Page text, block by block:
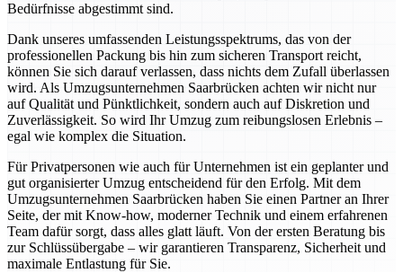
Bedürfnisse abgestimmt sind.
Dank unseres umfassenden Leistungsspektrums, das von der
professionellen Packung bis hin zum sicheren Transport reicht,
können Sie sich darauf verlassen, dass nichts dem Zufall überlassen
wird. Als Umzugsunternehmen Saarbrücken achten wir nicht nur
auf Qualität und Pünktlichkeit, sondern auch auf Diskretion und
Zuverlässigkeit. So wird Ihr Umzug zum reibungslosen Erlebnis –
egal wie komplex die Situation.
Für Privatpersonen wie auch für Unternehmen ist ein geplanter und
gut organisierter Umzug entscheidend für den Erfolg. Mit dem
Umzugsunternehmen Saarbrücken haben Sie einen Partner an Ihrer
Seite, der mit Know-how, moderner Technik und einem erfahrenen
Team dafür sorgt, dass alles glatt läuft. Von der ersten Beratung bis
zur Schlüssübergabe – wir garantieren Transparenz, Sicherheit und
maximale Entlastung für Sie.